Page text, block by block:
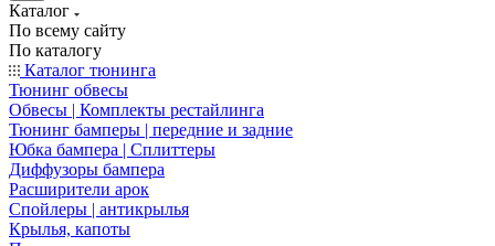
Каталог
По всему сайту
По каталогу
Каталог тюнинга
Тюнинг обвесы
Обвесы | Комплекты рестайлинга
Тюнинг бамперы | передние и задние
Юбка бампера | Сплиттеры
Диффузоры бампера
Расширители арок
Спойлеры | антикрылья
Крылья, капоты